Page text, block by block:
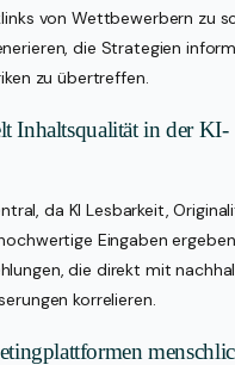
von Wettbewerbern zu
die Strategien
zu übertreffen.
Inhaltsqualität in der KI-
da KI Lesbarkeit,
Eingaben
die direkt mit
korrelieren.